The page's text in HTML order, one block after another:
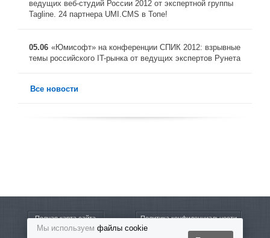
ведущих веб-студий России 2012 от экспертной группы
Tagline. 24 партнера UMI.CMS в Топе!
05.06 «Юмисофт» на конференции СПИК 2012: взрывные
темы российского IT-рынка от ведущих экспертов Рунета
Все новости
Полная карта сайта Политика конфиденциальности
Мы используем файлы cookie